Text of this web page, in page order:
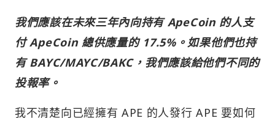
我們應該在未來三年內向持有 ApeCoin 的人支
付 ApeCoin 總供應量的 17.5%。如果他們也持
有 BAYC/MAYC/BAKC，我們應該給他們不同的
投報率。
我不清楚向已經擁有 APE 的人發行 APE 要如何